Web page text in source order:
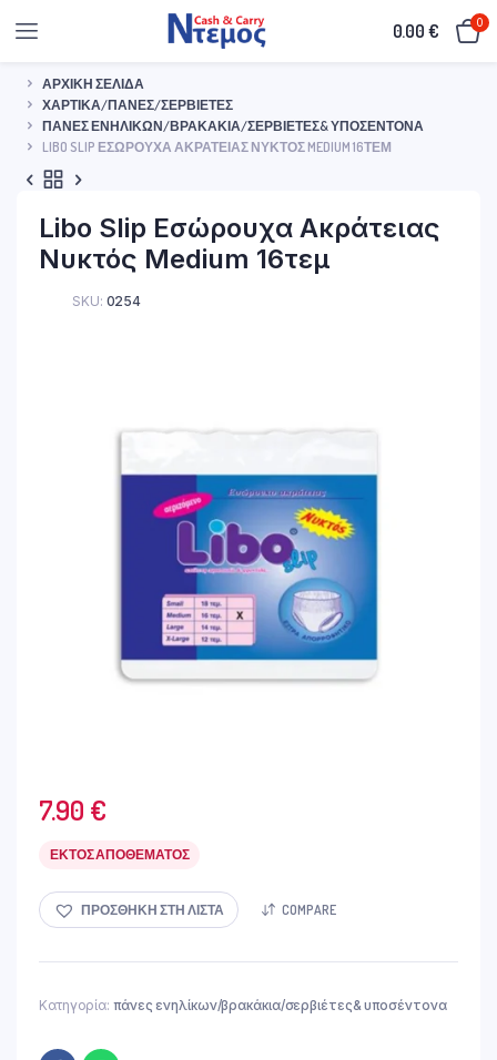
0.00€ 0
ΑΡΧΙΚΉ ΣΕΛΊΔΑ
ΧΑΡΤΙΚΆ/ΠΆΝΕΣ/ΣΕΡΒΙΈΤΕΣ
ΠΆΝΕΣ ΕΝΗΛΊΚΩΝ/ΒΡΑΚΆΚΙΑ/ΣΕΡΒΙΈΤΕΣ& ΥΠΟΣΈΝΤΟΝΑ
LIBO SLIP ΕΣΏΡΟΥΧΑ ΑΚΡΆΤΕΙΑΣ ΝΥΚΤΌΣ MEDIUM 16ΤΕΜ
Libo Slip Εσώρουχα Ακράτειας
Νυκτός Medium 16τεμ
SKU: 0254
7.90 €
ΕΚΤΌΣ ΑΠΟΘΈΜΑΤΟΣ
ΠΡΟΣΘΉΚΗ ΣΤΗ ΛΊΣΤΑ COMPARE
Κατηγορία: πάνες ενηλίκων/βρακάκια/σερβιέτες& υποσέντονα